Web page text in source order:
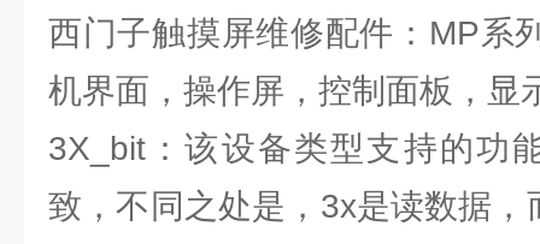
西门子触摸屏维修配件：MP系
机界面，操作屏，控制面板，显
3X_bit：该设备类型支持的功
致，不同之处是，3x是读数据